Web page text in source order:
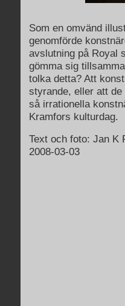
Som en omvänd
genomförde
avslutning på Royal
gömma sig
tolka detta? Att
styrande, eller att
så irrationella
Kramfors kulturdag.
Text och foto: Jan K
2008-03-03